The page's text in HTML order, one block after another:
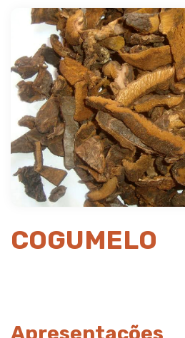
Previous
COGUMELO
Apresentações